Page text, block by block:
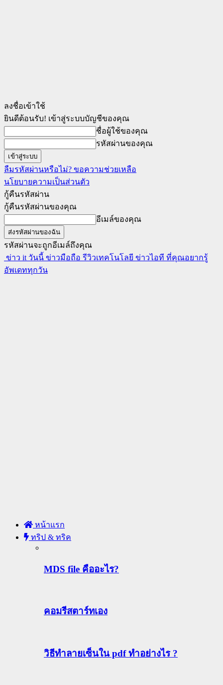
ลงชื่อเข้าใช้
ยินดีต้อนรับ! เข้าสู่ระบบบัญชีของคุณ
ชื่อผู้ใช้ของคุณ
รหัสผ่านของคุณ
ลืมรหัสผ่านหรือไม่? ขอความช่วยเหลือ
นโยบายความเป็นส่วนตัว
กู้คืนรหัสผ่าน
กู้คืนรหัสผ่านของคุณ
อีเมล์ของคุณ
รหัสผ่านจะถูกอีเมล์ถึงคุณ
ข่าว it วันนี้ ข่าวมือถือ รีวิวเทคโนโลยี ข่าวไอที ที่คุณอยากรู้
อัพเดททุกวัน
หน้าแรก
ทริป & ทริค
MDS file คืออะไร?
คอมรีสตาร์ทเอง
วิธีทําลายเซ็นใน pdf ทำอย่างไร ?